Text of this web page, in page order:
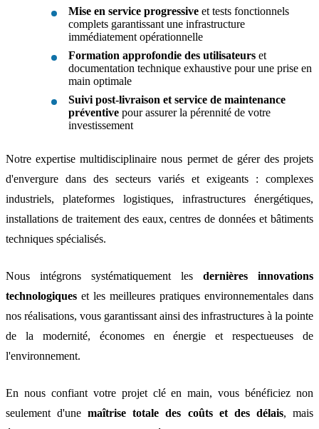
Mise en service progressive et tests fonctionnels
complets garantissant une infrastructure
immédiatement opérationnelle
Formation approfondie des utilisateurs et
documentation technique exhaustive pour une prise en
main optimale
Suivi post-livraison et service de maintenance
préventive pour assurer la pérennité de votre
investissement
Notre expertise multidisciplinaire nous permet de gérer des projets
d'envergure dans des secteurs variés et exigeants : complexes
industriels, plateformes logistiques, infrastructures énergétiques,
installations de traitement des eaux, centres de données et bâtiments
techniques spécialisés.
Nous intégrons systématiquement les dernières innovations
technologiques et les meilleures pratiques environnementales dans
nos réalisations, vous garantissant ainsi des infrastructures à la pointe
de la modernité, économes en énergie et respectueuses de
l'environnement.
En nous confiant votre projet clé en main, vous bénéficiez non
seulement d'unemaîtrise totale des coûts et des délais, mais